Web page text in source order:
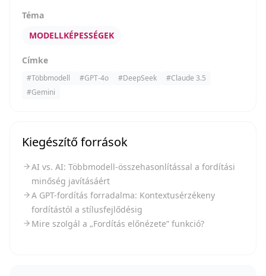
Téma
MODELLKÉPESSÉGEK
Címke
#Többmodell #GPT-4o #DeepSeek #Claude 3.5
#Gemini
Kiegészítő források
AI vs. AI: Többmodell-összehasonlítással a fordítási
minőség javításáért
A GPT-fordítás forradalma: Kontextusérzékeny
fordítástól a stílusfejlődésig
Mire szolgál a „Fordítás előnézete” funkció?